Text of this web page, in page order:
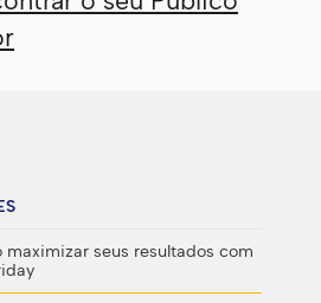
maximizar seus resultados com